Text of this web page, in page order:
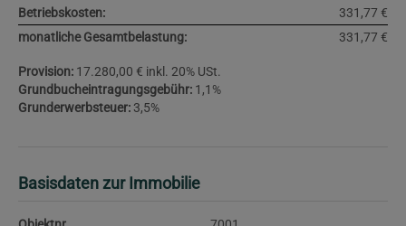
Betriebskosten:
331,77 €
monatliche Gesamtbelastung:
331,77 €
Provision: 17.280,00 € inkl. 20% USt.
Grundbucheintragungsgebühr: 1,1%
Grunderwerbsteuer: 3,5%
Basisdaten zur Immobilie